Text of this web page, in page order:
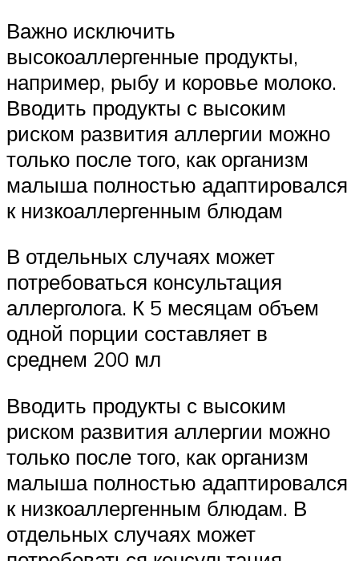
Важно исключить
высокоаллергенные продукты,
например, рыбу и коровье молоко.
Вводить продукты с высоким
риском развития аллергии можно
только после того, как организм
малыша полностью адаптировался
к низкоаллергенным блюдам
В отдельных случаях может
потребоваться консультация
аллерголога. К 5 месяцам объем
одной порции составляет в
среднем 200 мл
Вводить продукты с высоким
риском развития аллергии можно
только после того, как организм
малыша полностью адаптировался
к низкоаллергенным блюдам. В
отдельных случаях может